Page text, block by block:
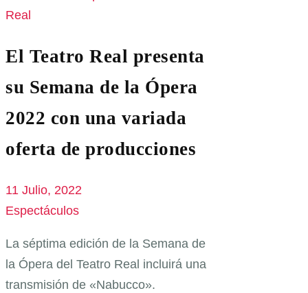
El Teatro Real presenta
su Semana de la Ópera
2022 con una variada
oferta de producciones
11 Julio, 2022
Espectáculos
La séptima edición de la Semana de
la Ópera del Teatro Real incluirá una
transmisión de «Nabucco».